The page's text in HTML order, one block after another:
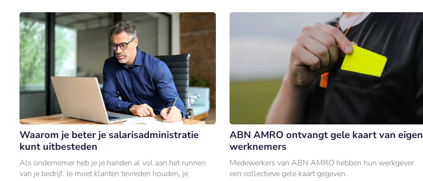
Waarom je beter je salarisadministratie
kunt uitbesteden
Als ondernemer heb je je handen al vol aan het runnen
van je bedrijf. Je moet klanten tevreden houden, je
ABN AMRO ontvangt gele kaart van eigen
werknemers
Medewerkers van ABN AMRO hebben hun werkgever
een collectieve gele kaart gegeven.